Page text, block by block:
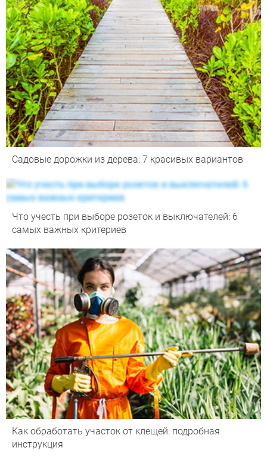
Садовые дорожки из дерева: 7 красивых вариантов
Что учесть при выборе розеток и выключателей: 6
самых важных критериев
Как обработать участок от клещей: подробная
инструкция